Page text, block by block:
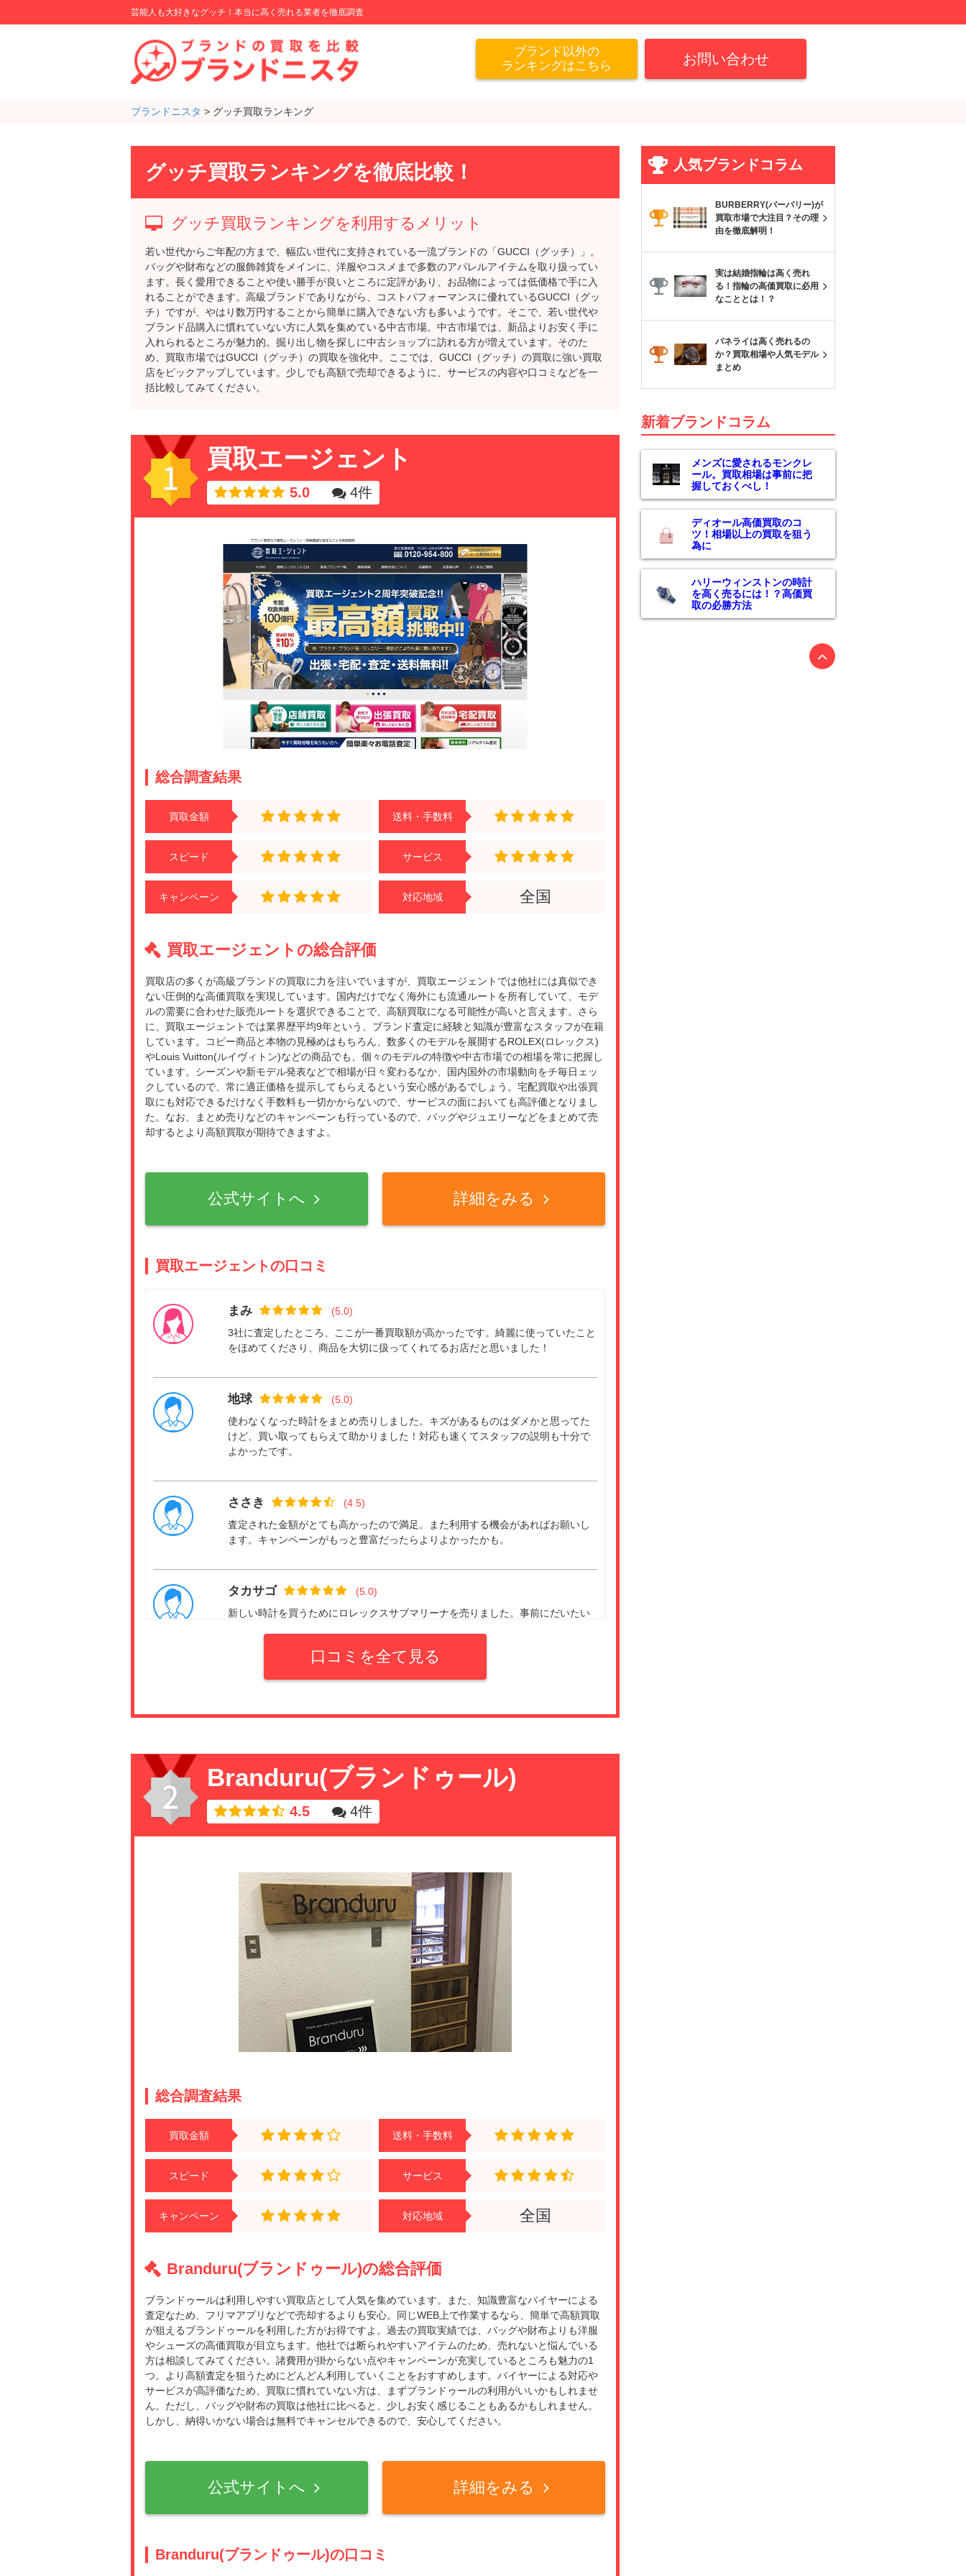
芸能人も大好きなグッチ！本当に高く売れる業者を徹底調査
ブランド以外の
ランキングはこちら
お問い合わせ
ブランドニスタ > グッチ買取ランキング
グッチ買取ランキングを徹底比較！
グッチ買取ランキングを利用するメリット
若い世代からご年配の方まで、幅広い世代に支持されている一流ブランドの「GUCCI（グッチ）」。
バッグや財布などの服飾雑貨をメインに、洋服やコスメまで多数のアパレルアイテムを取り扱ってい
ます。長く愛用できることや使い勝手が良いところに定評があり、お品物によっては低価格で手に入
れることができます。高級ブランドでありながら、コストパフォーマンスに優れているGUCCI（グッ
チ）ですが、やはり数万円することから簡単に購入できない方も多いようです。そこで、若い世代や
ブランド品購入に慣れていない方に人気を集めている中古市場。中古市場では、新品よりお安く手に
入れられるところが魅力的。掘り出し物を探しに中古ショップに訪れる方が増えています。そのた
め、買取市場ではGUCCI（グッチ）の買取を強化中。ここでは、GUCCI（グッチ）の買取に強い買取
店をピックアップしています。少しでも高額で売却できるように、サービスの内容や口コミなどを一
括比較してみてください。
買取エージェント
5.0 4件
総合調査結果
買取金額 送料・手数料
スピード サービス
キャンペーン 対応地域 全国
買取エージェントの総合評価
買取店の多くが高級ブランドの買取に力を注いでいますが、買取エージェントでは他社には真似でき
ない圧倒的な高価買取を実現しています。国内だけでなく海外にも流通ルートを所有していて、モデ
ルの需要に合わせた販売ルートを選択できることで、高額買取になる可能性が高いと言えます。さら
に、買取エージェントでは業界歴平均9年という、ブランド査定に経験と知識が豊富なスタッフが在籍
しています。コピー商品と本物の見極めはもちろん、数多くのモデルを展開するROLEX(ロレックス)
やLouis Vuitton(ルイヴィトン)などの商品でも、個々のモデルの特徴や中古市場での相場を常に把握し
ています。シーズンや新モデル発表などで相場が日々変わるなか、国内国外の市場動向をチ毎日ェッ
クしているので、常に適正価格を提示してもらえるという安心感があるでしょう。宅配買取や出張買
取にも対応できるだけなく手数料も一切かからないので、サービスの面においても高評価となりまし
た。なお、まとめ売りなどのキャンペーンも行っているので、バッグやジュエリーなどをまとめて売
却するとより高額買取が期待できますよ。
公式サイトへ 詳細をみる
買取エージェントの口コミ
まみ
(5.0)
3社に査定したところ、ここが一番買取額が高かったです。綺麗に使っていたこと
をほめてくださり、商品を大切に扱ってくれてるお店だと思いました！
地球
(5.0)
使わなくなった時計をまとめ売りしました。キズがあるものはダメかと思ってた
けど、買い取ってもらえて助かりました！対応も速くてスタッフの説明も十分で
よかったです。
ささき
(4.5)
査定された金額がとても高かったので満足。また利用する機会があればお願いし
ます。キャンペーンがもっと豊富だったらよりよかったかも。
タカサゴ
(5.0)
新しい時計を買うためにロレックスサブマリーナを売りました。事前にだいたい
口コミを全て見る
Branduru(ブランドゥール)
4.5 4件
総合調査結果
買取金額 送料・手数料
スピード サービス
キャンペーン 対応地域 全国
Branduru(ブランドゥール)の総合評価
ブランドゥールは利用しやすい買取店として人気を集めています。また、知識豊富なバイヤーによる
査定なため、フリマアプリなどで売却するよりも安心。同じWEB上で作業するなら、簡単で高額買取
が狙えるブランドゥールを利用した方がお得ですよ。過去の買取実績では、バッグや財布よりも洋服
やシューズの高価買取が目立ちます。他社では断られやすいアイテムのため、売れないと悩んでいる
方は相談してみてください。諸費用が掛からない点やキャンペーンが充実しているところも魅力の1
つ。より高額査定を狙うためにどんどん利用していくことをおすすめします。バイヤーによる対応や
サービスが高評価なため、買取に慣れていない方は、まずブランドゥールの利用がいいかもしれませ
ん。ただし、バッグや財布の買取は他社に比べると、少しお安く感じることもあるかもしれません。
しかし、納得いかない場合は無料でキャンセルできるので、安心してください。
公式サイトへ 詳細をみる
Branduru(ブランドゥール)の口コミ
人気ブランドコラム
BURBERRY(バーバリー)が
買取市場で大注目？その理
由を徹底解明！
実は結婚指輪は高く売れ
る！指輪の高価買取に必用
なこととは！？
パネライは高く売れるの
か？買取相場や人気モデル
まとめ
新着ブランドコラム
メンズに愛されるモンクレ
ール。買取相場は事前に把
握しておくべし！
ディオール高価買取のコ
ツ！相場以上の買取を狙う
為に
ハリーウィンストンの時計
を高く売るには！？高価買
取の必勝方法